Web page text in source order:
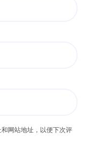
网站地址，以便下次评